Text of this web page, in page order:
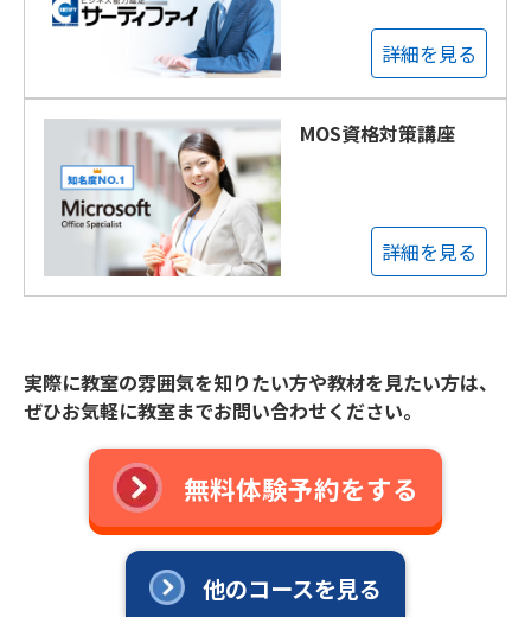
詳細を見る
MOS資格対策講座
詳細を見る
実際に教室の雰囲気を知りたい方や教材を見たい方は、
ぜひお気軽に教室までお問い合わせください。
無料体験予約をする
他のコースを見る